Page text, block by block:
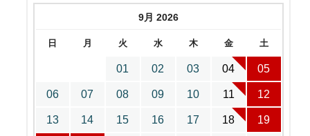
9月 2026
日 月 火 水 木 金 土
01 02 03 04 05
06 07 08 09 10 11 12
13 14 15 16 17 18 19